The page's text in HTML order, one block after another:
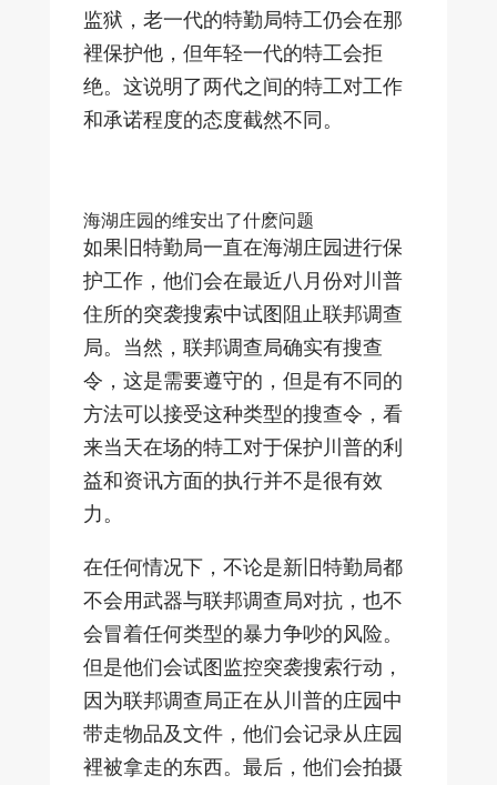
监狱，老一代的特勤局特工仍会在那
裡保护他，但年轻一代的特工会拒
绝。这说明了两代之间的特工对工作
和承诺程度的态度截然不同。
海湖庄园的维安出了什麽问题
如果旧特勤局一直在海湖庄园进行保
护工作，他们会在最近八月份对川普
住所的突袭搜索中试图阻止联邦调查
局。当然，联邦调查局确实有搜查
令，这是需要遵守的，但是有不同的
方法可以接受这种类型的搜查令，看
来当天在场的特工对于保护川普的利
益和资讯方面的执行并不是很有效
力。
在任何情况下，不论是新旧特勤局都
不会用武器与联邦调查局对抗，也不
会冒着任何类型的暴力争吵的风险。
但是他们会试图监控突袭搜索行动，
因为联邦调查局正在从川普的庄园中
带走物品及文件，他们会记录从庄园
裡被拿走的东西。最后，他们会拍摄